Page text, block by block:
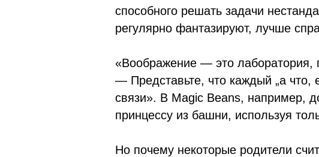
способного решать задачи
регулярно фантазируют, лучше
«Воображение — это лаборатория,
— Представьте, что каждый „а что,
связи». В Magic Beans, например,
принцессу из башни, используя
Но почему некоторые родители